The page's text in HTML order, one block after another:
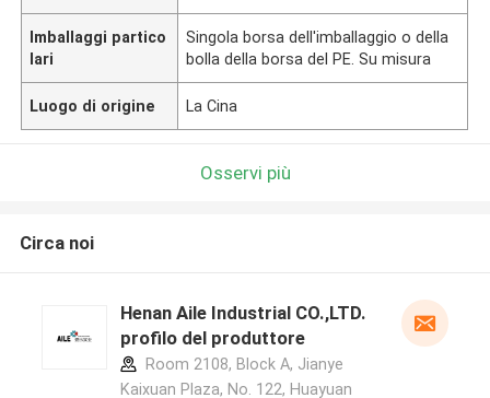
Imballaggi partico
lari
Singola borsa dell'imballaggio o della
bolla della borsa del PE. Su misura
Luogo di origine La Cina
Osservi più
Circa noi
Henan Aile Industrial CO.,LTD.
profilo del produttore
Room 2108, Block A, Jianye
Kaixuan Plaza, No. 122, Huayuan